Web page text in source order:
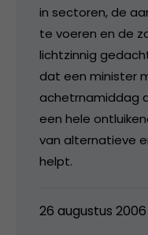
in sectoren, de
te voeren en de
lichtzinnig
dat een minister
achetrnamiddag
een hele
van alternatieve
helpt.
26 augustus